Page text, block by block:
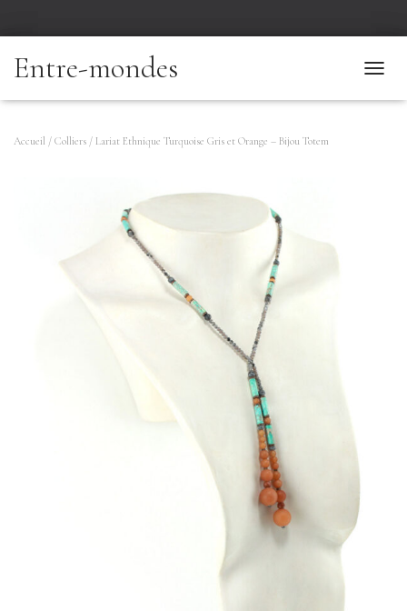
Entre-mondes
O
Accueil / Colliers / Lariat Ethnique Turquoise Gris et Orange – Bijou Totem